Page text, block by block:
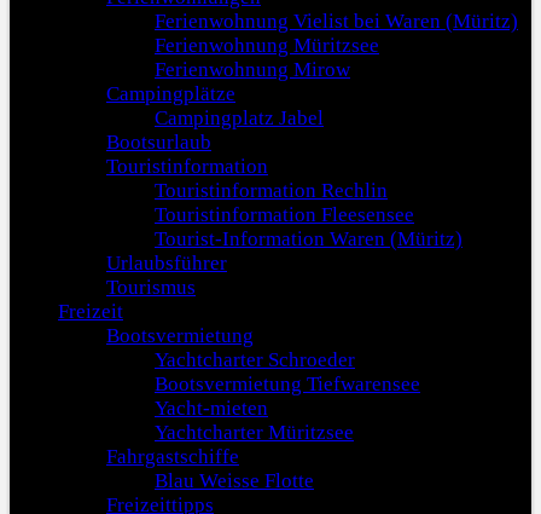
Ferienwohnung Vielist bei Waren (Müritz)
Ferienwohnung Müritzsee
Ferienwohnung Mirow
Campingplätze
Campingplatz Jabel
Bootsurlaub
Touristinformation
Touristinformation Rechlin
Touristinformation Fleesensee
Tourist-Information Waren (Müritz)
Urlaubsführer
Tourismus
Freizeit
Bootsvermietung
Yachtcharter Schroeder
Bootsvermietung Tiefwarensee
Yacht-mieten
Yachtcharter Müritzsee
Fahrgastschiffe
Blau Weisse Flotte
Freizeittipps